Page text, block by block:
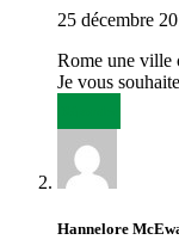
25 décembre
Rome une ville
Je vous
Hannelore